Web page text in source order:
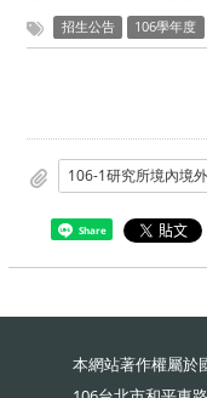
招生公告 106學年度
Share
本網站著作權屬於